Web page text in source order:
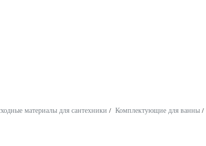
материалы для сантехники / Комплектующие для ванны /